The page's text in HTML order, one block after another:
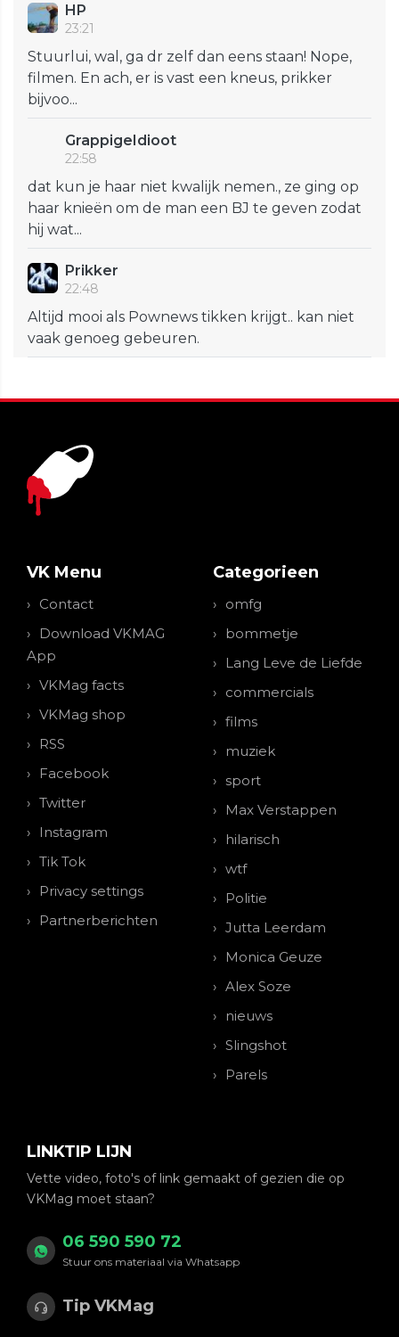
HP
23:21
Stuurlui, wal, ga dr zelf dan eens staan! Nope,
filmen. En ach, er is vast een kneus, prikker
bijvoo...
GrappigeIdioot
22:58
dat kun je haar niet kwalijk nemen., ze ging op
haar knieën om de man een BJ te geven zodat
hij wat...
Prikker
22:48
Altijd mooi als Pownews tikken krijgt.. kan niet
vaak genoeg gebeuren.
VK Menu
Contact
Download VKMAG
App
VKMag facts
VKMag shop
RSS
Facebook
Twitter
Instagram
Tik Tok
Privacy settings
Partnerberichten
Categorieen
omfg
bommetje
Lang Leve de Liefde
commercials
films
muziek
sport
Max Verstappen
hilarisch
wtf
Politie
Jutta Leerdam
Monica Geuze
Alex Soze
nieuws
Slingshot
Parels
LINKTIP LIJN
Vette video, foto's of link gemaakt of gezien die op
VKMag moet staan?
06 590 590 72
Stuur ons materiaal via Whatsapp
Tip VKMag